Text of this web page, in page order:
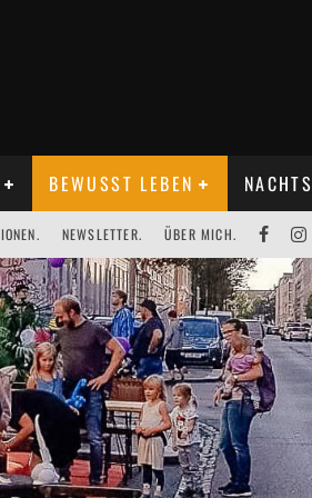
BEWUSST LEBEN NACHTS
NEWSLETTER. ÜBER MICH.